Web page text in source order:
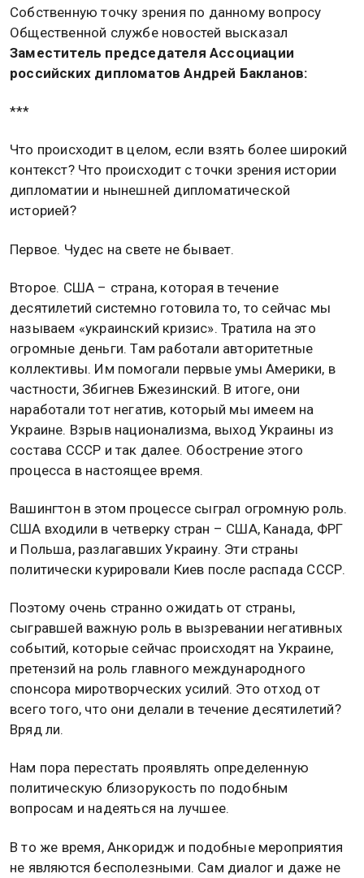
Собственную точку зрения по данному вопросу
Общественной службе новостей высказал
Заместитель председателя Ассоциации
российских дипломатов Андрей Бакланов:
***
Что происходит в целом, если взять более широкий
контекст? Что происходит с точки зрения истории
дипломатии и нынешней дипломатической
историей?
Первое. Чудес на свете не бывает.
Второе. США – страна, которая в течение
десятилетий системно готовила то, то сейчас мы
называем «украинский кризис». Тратила на это
огромные деньги. Там работали авторитетные
коллективы. Им помогали первые умы Америки, в
частности, Збигнев Бжезинский. В итоге, они
наработали тот негатив, который мы имеем на
Украине. Взрыв национализма, выход Украины из
состава СССР и так далее. Обострение этого
процесса в настоящее время.
Вашингтон в этом процессе сыграл огромную роль.
США входили в четверку стран – США, Канада, ФРГ
и Польша, разлагавших Украину. Эти страны
политически курировали Киев после распада СССР.
Поэтому очень странно ожидать от страны,
сыгравшей важную роль в вызревании негативных
событий, которые сейчас происходят на Украине,
претензий на роль главного международного
спонсора миротворческих усилий. Это отход от
всего того, что они делали в течение десятилетий?
Вряд ли.
Нам пора перестать проявлять определенную
политическую близорукость по подобным
вопросам и надеяться на лучшее.
В то же время, Анкоридж и подобные мероприятия
не являются бесполезными. Сам диалог и даже не